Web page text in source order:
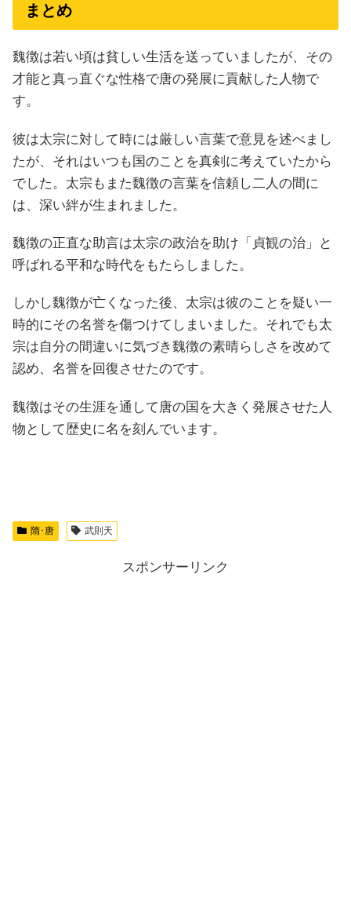
まとめ
魏徴は若い頃は貧しい生活を送っていましたが、その
才能と真っ直ぐな性格で唐の発展に貢献した人物で
す。
彼は太宗に対して時には厳しい言葉で意見を述べまし
たが、それはいつも国のことを真剣に考えていたから
でした。太宗もまた魏徴の言葉を信頼し二人の間に
は、深い絆が生まれました。
魏徴の正直な助言は太宗の政治を助け「貞観の治」と
呼ばれる平和な時代をもたらしました。
しかし魏徴が亡くなった後、太宗は彼のことを疑い一
時的にその名誉を傷つけてしまいました。それでも太
宗は自分の間違いに気づき魏徴の素晴らしさを改めて
認め、名誉を回復させたのです。
魏徴はその生涯を通して唐の国を大きく発展させた人
物として歴史に名を刻んでいます。
隋･唐 武則天
スポンサーリンク